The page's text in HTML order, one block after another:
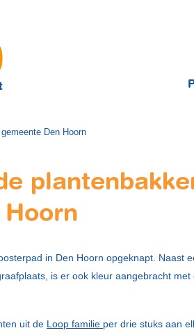
in Den Hoorn opgeknapt. Naast
is er ook kleur aangebracht met
uit de Loop familie per drie stuks aan